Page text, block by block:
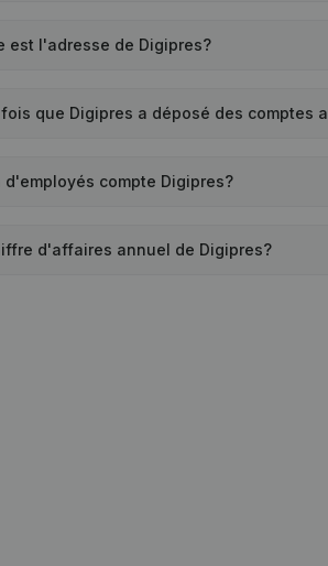
est l'adresse de Digipres?
que Digipres a déposé des comptes
d'employés compte Digipres?
d'affaires annuel de Digipres?